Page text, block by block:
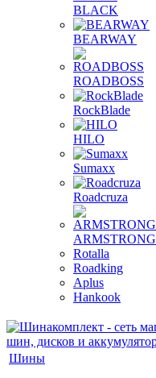
BLACK
BEARWAY
ROADBOSS
RockBlade
HILO
Sumaxx
Roadcruza
ARMSTRONG
Rotalla
Roadking
Aplus
Hankook
Шины